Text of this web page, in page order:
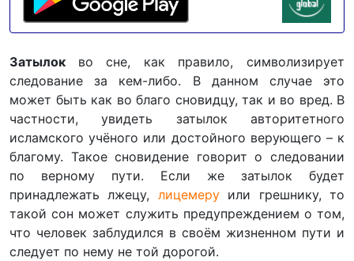
Затылок во сне, как правило, символизирует
следование за кем-либо. В данном случае это
может быть как во благо сновидцу, так и во вред. В
частности, увидеть затылок авторитетного
исламского учёного или достойного верующего – к
благому. Такое сновидение говорит о следовании
по верному пути. Если же затылок будет
принадлежать лжецу, лицемеру или грешнику, то
такой сон может служить предупреждением о том,
что человек заблудился в своём жизненном пути и
следует по нему не той дорогой.